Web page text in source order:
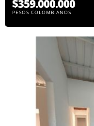
$359.000.000
PESOS COLOMBIANOS